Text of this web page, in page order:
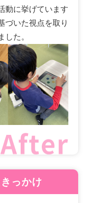
動に挙げています
づいた視点を取り
した。
っかけ